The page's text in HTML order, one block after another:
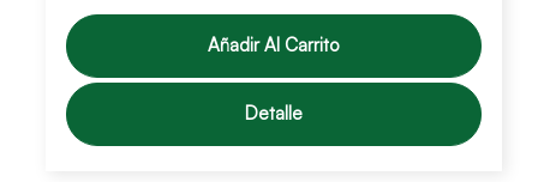
Añadir Al Carrito
Detalle